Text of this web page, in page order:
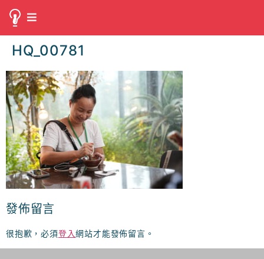
HQ_00781
發佈留言
很抱歉，必須登入網站才能發佈留言。